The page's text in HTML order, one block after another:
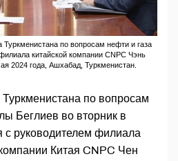
Туркменистана по вопросам нефти и газа
китайской компании CNPC Чэнь
2024 года, Ашхабад, Туркменистан.
по вопросам
Беглиев во вторник в
с руководителем филиала
Китая CNPC Чен